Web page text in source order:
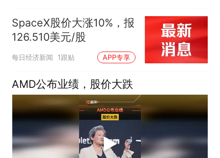
SpaceX股价大涨10%，报
126.510美元/股
每日经济新闻 1跟贴 APP专享
AMD公布业绩，股价大跌